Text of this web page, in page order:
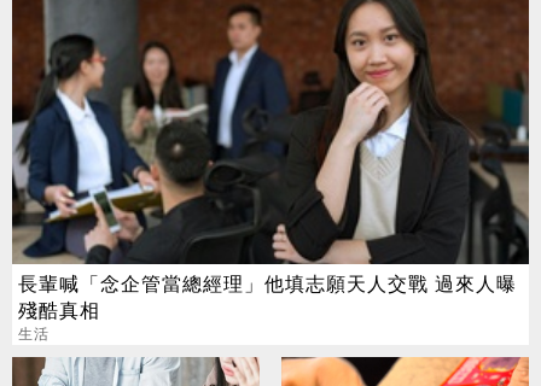
長輩喊「念企管當總經理」他填志願天人交戰 過來人曝
殘酷真相
生活